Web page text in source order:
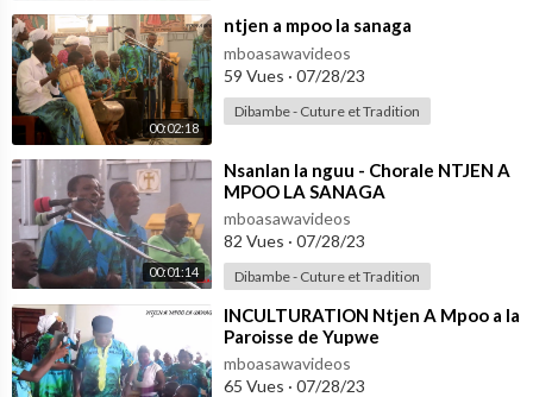
00:02:18
⁣ntjen a mpoo la sanaga
mboasawavideos
59 Vues · 07/28/23
Dibambe - Cuture et Tradition
00:01:14
⁣Nsanlan la nguu - Chorale NTJEN A
MPOO LA SANAGA
mboasawavideos
82 Vues · 07/28/23
Dibambe - Cuture et Tradition
⁣INCULTURATION Ntjen A Mpoo a la
Paroisse de Yupwe
mboasawavideos
65 Vues · 07/28/23